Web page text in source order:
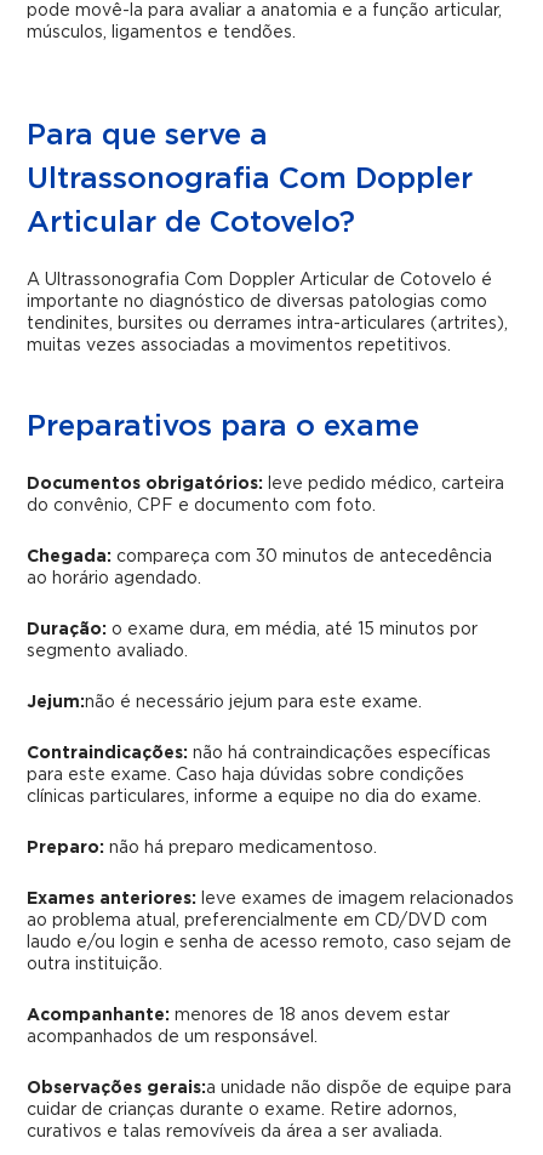
pode movê-la para avaliar a anatomia e a função articular,
músculos, ligamentos e tendões.
Para que serve a
Ultrassonografia Com Doppler
Articular de Cotovelo?
A Ultrassonografia Com Doppler Articular de Cotovelo é
importante no diagnóstico de diversas patologias como
tendinites, bursites ou derrames intra-articulares (artrites),
muitas vezes associadas a movimentos repetitivos.
Preparativos para o exame
Documentos obrigatórios:
leve pedido médico, carteira
do convênio, CPF e documento com foto.
Chegada: compareça com 30 minutos de antecedência
ao horário agendado.
Duração: o exame dura, em média, até 15 minutos por
segmento avaliado.
Jejum:não é necessário jejum para este exame.
Contraindicações: não há contraindicações específicas
para este exame. Caso haja dúvidas sobre condições
clínicas particulares, informe a equipe no dia do exame.
Preparo:não há preparo medicamentoso.
Exames anteriores:
leve exames de imagem relacionados
ao problema atual, preferencialmente em CD/DVD com
laudo e/ou login e senha de acesso remoto, caso sejam de
outra instituição.
Acompanhante: menores de 18 anos devem estar
acompanhados de um responsável.
Observações gerais:a unidade não dispõe de equipe para
cuidar de crianças durante o exame. Retire adornos,
curativos e talas removíveis da área a ser avaliada.